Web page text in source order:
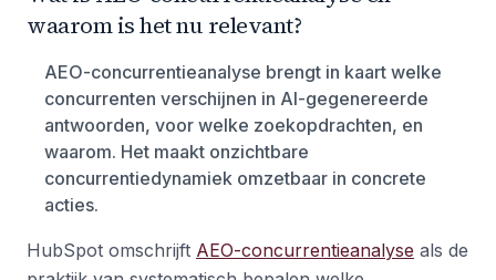
waarom is het nu relevant?
AEO-concurrentieanalyse brengt in kaart welke
concurrenten verschijnen in AI-gegenereerde
antwoorden, voor welke zoekopdrachten, en
waarom. Het maakt onzichtbare
concurrentiedynamiek omzetbaar in concrete
acties.
HubSpot omschrijft AEO-concurrentieanalyse als de